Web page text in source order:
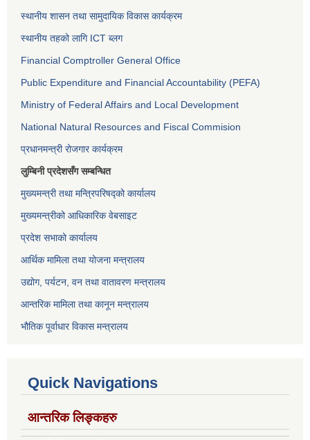
स्थानीय शासन तथा सामुदायिक विकास कार्यक्रम
स्थानीय तहको लागि ICT ब्लग
Financial Comptroller General Office
Public Expenditure and Financial Accountability (PEFA)
Ministry of Federal Affairs and Local Development
National Natural Resources and Fiscal Commision
प्रधानमन्त्री रोजगार कार्यक्रम
लुम्बिनी प्रदेशसँग सम्बन्धित
मुख्यमन्त्री तथा मन्त्रिपरिषद्को कार्यालय
मुख्यमन्त्रीको आधिकारिक वेबसाइट
प्रदेश सभाको कार्यालय
आर्थिक मामिला तथा योजना मन्त्रालय
उद्योग, पर्यटन, वन तथा वातावरण मन्त्रालय
आन्तरिक मामिला तथा कानून मन्त्रालय
भौतिक पूर्वाधार विकास मन्त्रालय
Quick Navigations
आन्तरिक लिङ्कहरु